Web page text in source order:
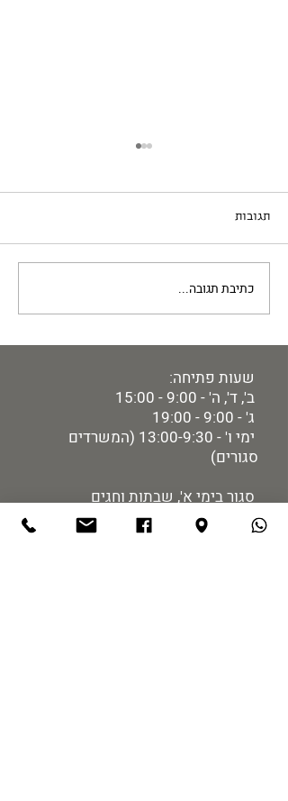
תמי
תגובות
כתיבת תגובה...
שעות פתיחה:
ב', ד', ה' - 9:00 - 15:00
ג' - 9:00 - 19:00
ימי ו' - 13:00-9:30 (המשרדים
סגורים)
סגור בימי א', שבתות וחגים